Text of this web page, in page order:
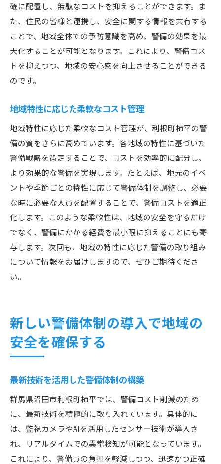
確に配置し、無駄なコストを抑えることができます。ま
た、住民の皆様と連携し、安全に関する情報を共有する
ことで、地域全体での予防意識を高め、警備の効果を最
大化することが可能となります。これにより、警備コス
トを抑えつつ、地域の安心感を向上させることができる
のです。
地域特性に応じた柔軟なコスト管理
地域特性に応じた柔軟なコスト管理が、利根町柿平の警
備の質をさらに高めています。各地域の特性に基づいた
警備戦略を策定することで、コストを効率的に配分し、
より効果的な警備を実現します。たとえば、地元のイベ
ントや季節ごとの特性に応じて警備体制を調整し、必要
な時に必要な人員を配置することで、警備コストを適正
化します。このような柔軟性は、地域の安全を守るだけ
でなく、警備にかかる経費を最小限に抑えることにも寄
与します。次回も、地域の特性に応じた警備の取り組み
について情報をお届けしますので、ぜひご期待くださ
い。
新しい警備体制の導入で地域の
安全を確保する
最新技術を活用した警備体制の構築
群馬県沼田市利根町柿平では、警備コスト削減のため
に、最新技術を積極的に取り入れています。具体的に
は、監視カメラやAIを活用したセンサー技術が導入さ
れ、リアルタイムでの異常検知が可能となっています。
これにより、警備員の負担を軽減しつつ、迅速かつ正確